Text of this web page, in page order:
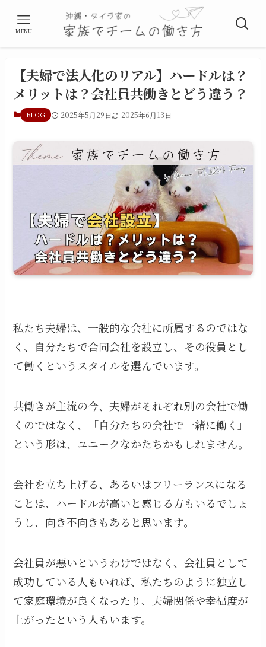
MENU
【夫婦で法人化のリアル】ハードルは？
メリットは？会社員共働きとどう違う？
BLOG 2025年5月29日 2025年6月13日
私たち夫婦は、一般的な会社に所属するのではな
く、自分たちで合同会社を設立し、その役員とし
て働くというスタイルを選んでいます。
共働きが主流の今、夫婦がそれぞれ別の会社で働
くのではなく、「自分たちの会社で一緒に働く」
という形は、ユニークなかたちかもしれません。
会社を立ち上げる、あるいはフリーランスになる
ことは、ハードルが高いと感じる方もいるでしょ
うし、向き不向きもあると思います。
会社員が悪いというわけではなく、会社員として
成功している人もいれば、私たちのように独立し
て家庭環境が良くなったり、夫婦関係や幸福度が
上がったという人もいます。